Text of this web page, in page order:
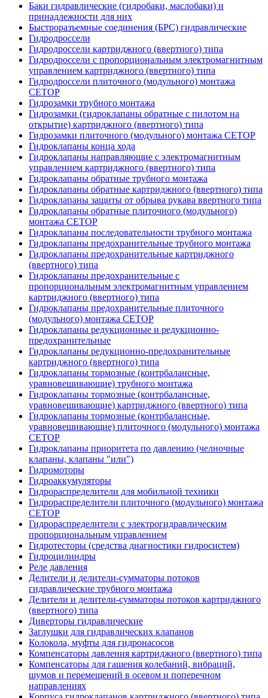
Баки гидравлические (гидробаки, маслобаки) и
принадлежности для них
Быстроразъемные соединения (БРС) гидравлические
Гидродроссели
Гидродроссели картриджного (ввертного) типа
Гидродроссели с пропорциональным электромагнитным
управлением картриджного (ввертного) типа
Гидродроссели плиточного (модульного) монтажа
CETOP
Гидрозамки трубного монтажа
Гидрозамки (гидроклапаны обратные с пилотом на
открытие) картриджного (ввертного) типа
Гидрозамки плиточного (модульного) монтажа CETOP
Гидроклапаны конца хода
Гидроклапаны направляющие с электромагнитным
управлением картриджного (ввертного) типа
Гидроклапаны обратные трубного монтажа
Гидроклапаны обратные картриджного (ввертного) типа
Гидроклапаны защиты от обрыва рукава ввертного типа
Гидроклапаны обратные плиточного (модульного)
монтажа CETOP
Гидроклапаны последовательности трубного монтажа
Гидроклапаны предохранительные трубного монтажа
Гидроклапаны предохранительные картриджного
(ввертного) типа
Гидроклапаны предохранительные с
пропорциональным электромагнитным управлением
картриджного (ввертного) типа
Гидроклапаны предохранительные плиточного
(модульного) монтажа CETOP
Гидроклапаны редукционные и редукционно-
предохранительные
Гидроклапаны редукционно-предохранительные
картриджного (ввертного) типа
Гидроклапаны тормозные (контрбалансные,
уравновешивающие) трубного монтажа
Гидроклапаны тормозные (контрбалансные,
уравновешивающие) картриджного (ввертного) типа
Гидроклапаны тормозные (контрбалансные,
уравновешивающие) плиточного (модульного) монтажа
CETOP
Гидроклапаны приоритета по давлению (челночные
клапаны, клапаны "или")
Гидромоторы
Гидроаккумуляторы
Гидрораспределители для мобильной техники
Гидрораспределители плиточного (модульного) монтажа
СЕТОР
Гидрораспределители с электрогидравлическим
пропорциональным управлением
Гидротесторы (средства диагностики гидросистем)
Гидроцилиндры
Реле давления
Делители и делители-сумматоры потоков
гидравлические трубного монтажа
Делители и делители-сумматоры потоков картриджного
(ввертного) типа
Диверторы гидравлические
Заглушки для гидравлических клапанов
Колокола, муфты для гидронасосов
Компенсаторы давления картриджного (ввертного) типа
Компенсаторы для гашения колебаний, вибраций,
шумов и перемещений в осевом и поперечном
направлениях